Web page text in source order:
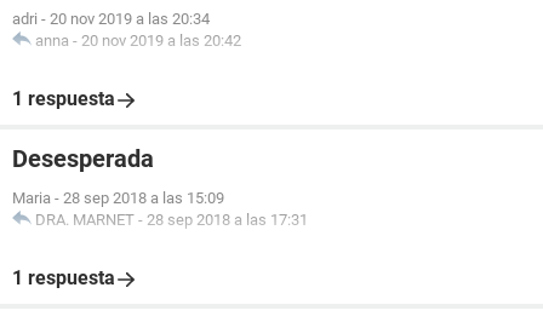
adri - 20 nov 2019 a las 20:34
anna - 20 nov 2019 a las 20:42
1 respuesta
Desesperada
Maria - 28 sep 2018 a las 15:09
DRA. MARNET - 28 sep 2018 a las 17:31
1 respuesta